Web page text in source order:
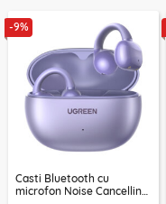
-9%
Casti Bluetooth cu
microfon Noise Cancelling